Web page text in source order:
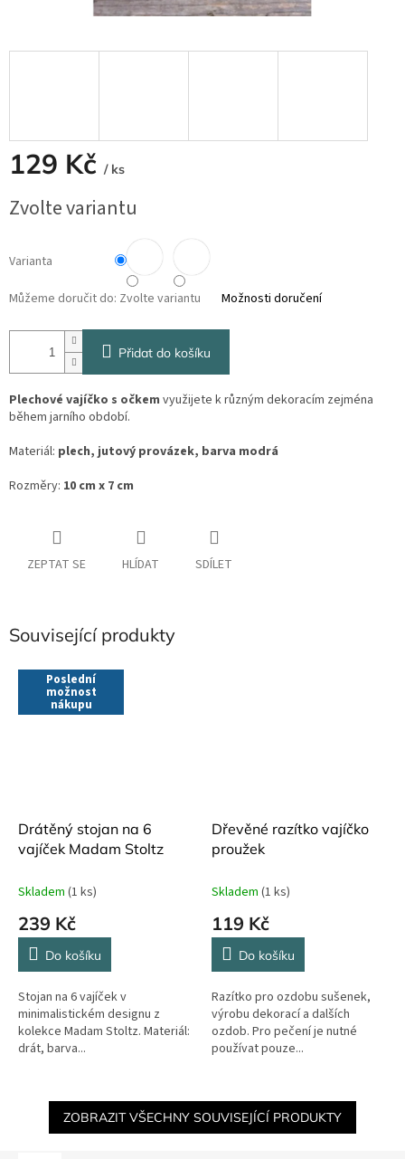
129 Kč / ks
cena:
Zvolte variantu
Varianta
Můžeme doručit do: Zvolte variantu Možnosti doručení
Přidat do košíku
Plechové vajíčko s očkem využijete k různým dekoracím zejména
během jarního období.
Materiál: plech, jutový provázek, barva modrá
Rozměry: 10 cm x 7 cm
ZEPTAT SE HLÍDAT SDÍLET
Související produkty
Poslední
možnost
nákupu
Drátěný stojan na 6
vajíček Madam Stoltz
Skladem (1 ks)
239 Kč
Do košíku
Stojan na 6 vajíček v
minimalistickém designu z
kolekce Madam Stoltz. Materiál:
drát, barva...
Dřevěné razítko vajíčko
proužek
Skladem (1 ks)
119 Kč
Do košíku
Razítko pro ozdobu sušenek,
výrobu dekorací a dalších
ozdob. Pro pečení je nutné
používat pouze...
ZOBRAZIT VŠECHNY SOUVISEJÍCÍ PRODUKTY